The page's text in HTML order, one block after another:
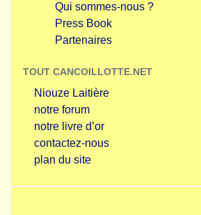
Qui sommes-nous ?
Press Book
Partenaires
TOUT CANCOILLOTTE.NET
Niouze Laitière
notre forum
notre livre d’or
contactez-nous
plan du site